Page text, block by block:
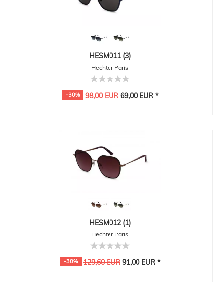
HESM011 (3)
Hechter Paris
-30% 98,00 EUR69,00 EUR *
HESM012 (1)
Hechter Paris
-30% 129,60 EUR91,00 EUR *